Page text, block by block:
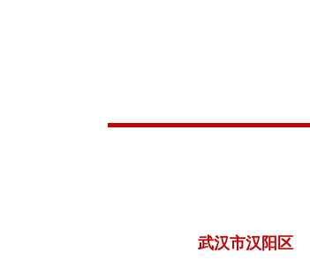
武汉市汉阳区